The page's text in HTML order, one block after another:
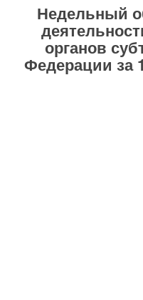
Недельный
органов
Федерации за